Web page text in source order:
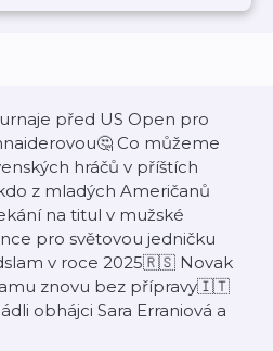
před US Open pro
Co můžeme
hráčů v příštích
z mladých Američanů
na titul v mužské
pro světovou jedničku
v roce 2025🇷🇸 Novak
znovu bez přípravy🇮🇹
obhájci Sara Erraniová a